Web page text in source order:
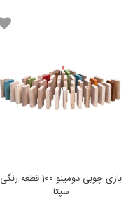
بازی چوبی دومینو 100 قطعه رنگی
سپتا